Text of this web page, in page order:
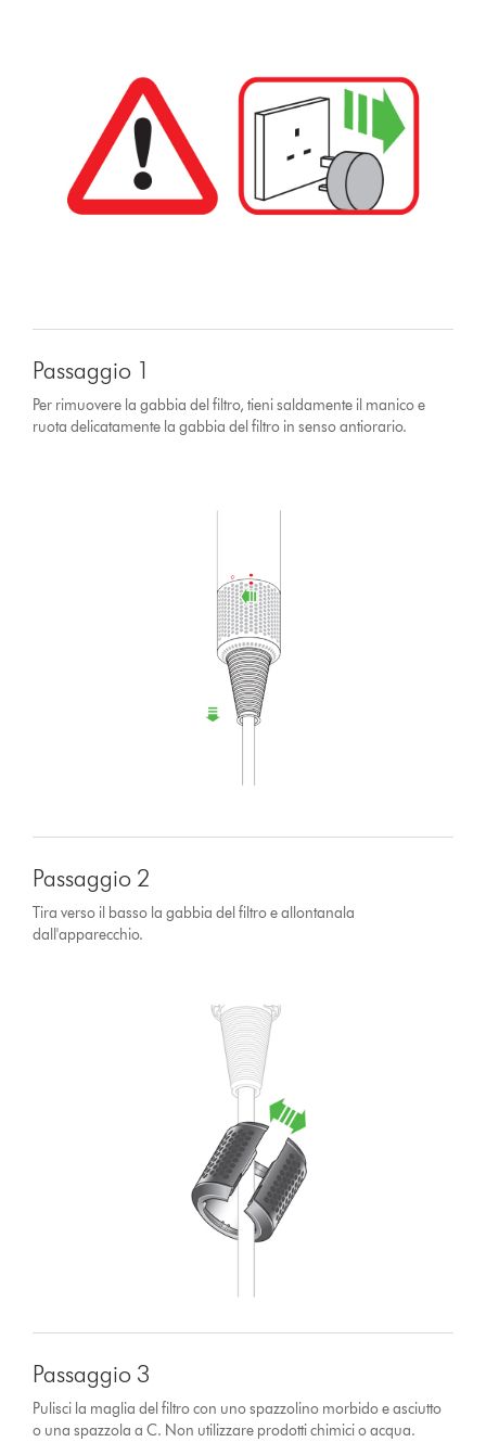
Passaggio 1
Per rimuovere la gabbia del filtro, tieni saldamente il manico e
ruota delicatamente la gabbia del filtro in senso antiorario.
Passaggio 2
Tira verso il basso la gabbia del filtro e allontanala
dall'apparecchio.
Passaggio 3
Pulisci la maglia del filtro con uno spazzolino morbido e asciutto
o una spazzola a C. Non utilizzare prodotti chimici o acqua.